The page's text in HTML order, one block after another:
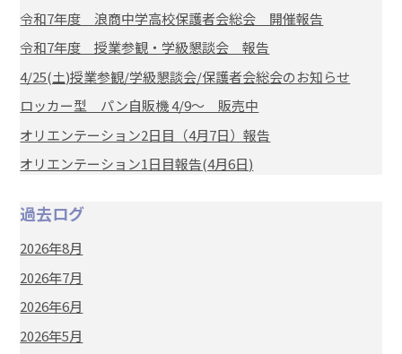
令和7年度 浪商中学高校保護者会総会 開催報告
令和7年度 授業参観・学級懇談会 報告
4/25(土)授業参観/学級懇談会/保護者会総会のお知らせ
ロッカー型 パン自販機 4/9～ 販売中
オリエンテーション2日目（4月7日）報告
オリエンテーション1日目報告(4月6日)
過去ログ
2026年8月
2026年7月
2026年6月
2026年5月